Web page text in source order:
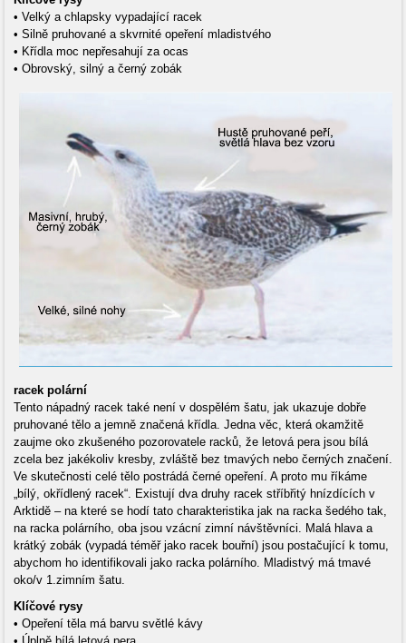
• Velký a chlapsky vypadající racek
• Silně pruhované a skvrnité opeření mladistvého
• Křídla moc nepřesahují za ocas
• Obrovský, silný a černý zobák
racek polární
Tento nápadný racek také není v dospělém šatu, jak ukazuje dobře
pruhované tělo a jemně značená křídla. Jedna věc, která okamžitě
zaujme oko zkušeného pozorovatele racků, že letová pera jsou bílá
zcela bez jakékoliv kresby, zvláště bez tmavých nebo černých značení.
Ve skutečnosti celé tělo postrádá černé opeření. A proto mu říkáme
„bílý, okřídlený racek“. Existují dva druhy racek stříbřitý hnízdících v
Arktidě – na které se hodí tato charakteristika jak na racka šedého tak,
na racka polárního, oba jsou vzácní zimní návštěvníci. Malá hlava a
krátký zobák (vypadá téměř jako racek bouřní) jsou postačující k tomu,
abychom ho identifikovali jako racka polárního. Mladistvý má tmavé
oko/v 1.zimním šatu.
Klíčové rysy
• Opeření těla má barvu světlé kávy